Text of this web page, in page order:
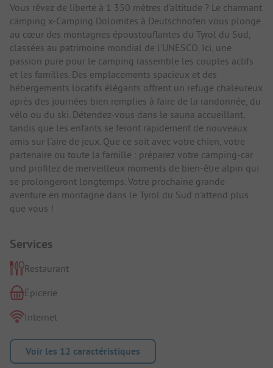
Vous rêvez de liberté à 1 350 mètres d’altitude ? Le charmant
camping x-Camping Dolomites à Deutschnofen vous plonge
au cœur des montagnes époustouflantes du Tyrol du Sud,
classées au patrimoine mondial de l’UNESCO. Ici, une
passion pure pour le camping rassemble les couples actifs
et les familles. Des emplacements spacieux et des
hébergements locatifs élégants offrent un refuge chaleureux
après des journées bien remplies à faire de la randonnée, du
vélo ou du ski. Détendez-vous dans le sauna accueillant,
tandis que les enfants se feront rapidement de nouveaux
amis sur l'aire de jeux. Que ce soit avec votre chien, votre
partenaire ou toute la famille : préparez votre camping-car
und profitez de merveilleux moments de bien-être alpin qui
se prolongeront longtemps. Votre prochaine grande
aventure en montagne dans le Tyrol du Sud n'attend plus
que vous !
Services
Restaurant
Épicerie
Internet
Voir les 12 caractéristiques